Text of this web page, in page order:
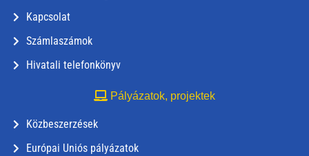
Kapcsolat
Számlaszámok
Hivatali telefonkönyv
Pályázatok, projektek
Közbeszerzések
Európai Uniós pályázatok